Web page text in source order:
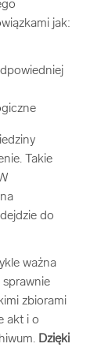
jak:
Takie
do
ważna
sprawnie
zbiorami
akt i o
Dzięki